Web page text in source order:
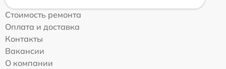
Стоимость ремонта
Оплата и доставка
Контакты
Вакансии
О компании